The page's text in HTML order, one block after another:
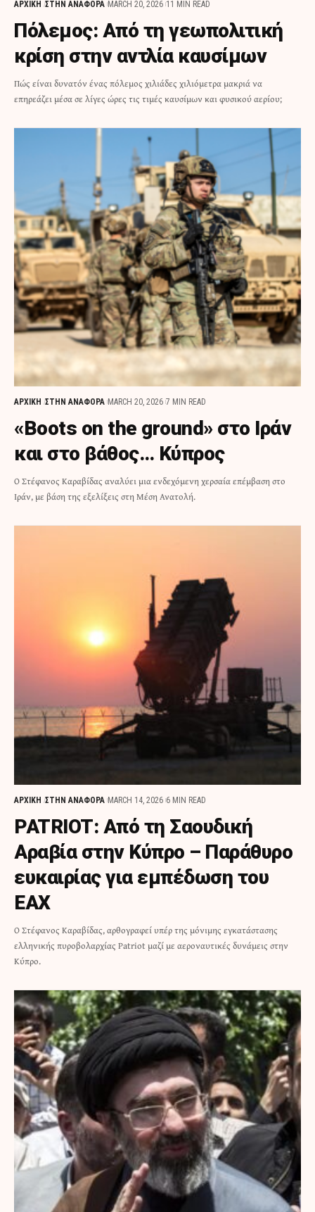
ΑΡΧΙΚΗ ΣΤΗΝ ΑΝΑΦΟΡΑ MARCH 20, 2026 11 MIN READ
Πόλεμος: Από τη γεωπολιτική
κρίση στην αντλία καυσίμων
Πώς είναι δυνατόν ένας πόλεμος χιλιάδες χιλιόμετρα μακριά να
επηρεάζει μέσα σε λίγες ώρες τις τιμές καυσίμων και φυσικού αερίου;
ΑΡΧΙΚΗ ΣΤΗΝ ΑΝΑΦΟΡΑ MARCH 20, 2026 7 MIN READ
«Boots on the ground» στο Ιράν
και στο βάθος… Κύπρος
Ο Στέφανος Καραβίδας αναλύει μια ενδεχόμενη χερσαία επέμβαση στο
Ιράν, με βάση της εξελίξεις στη Μέση Ανατολή.
ΑΡΧΙΚΗ ΣΤΗΝ ΑΝΑΦΟΡΑ MARCH 14, 2026 6 MIN READ
PATRIOT: Από τη Σαουδική
Αραβία στην Κύπρο – Παράθυρο
ευκαιρίας για εμπέδωση του
ΕΑΧ
Ο Στέφανος Καραβίδας, αρθογραφεί υπέρ της μόνιμης εγκατάστασης
ελληνικής πυροβολαρχίας Patriot μαζί με αεροναυτικές δυνάμεις στην
Κύπρο.